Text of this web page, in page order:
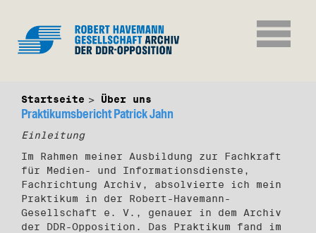
Startseite Über uns
Praktikumsbericht Patrick Jahn
Einleitung
Im Rahmen meiner Ausbildung zur Fachkraft
für Medien- und Informationsdienste,
Fachrichtung Archiv, absolvierte ich mein
Praktikum in der Robert-Havemann-
Gesellschaft e. V., genauer in dem Archiv
der DDR-Opposition. Das Praktikum fand im